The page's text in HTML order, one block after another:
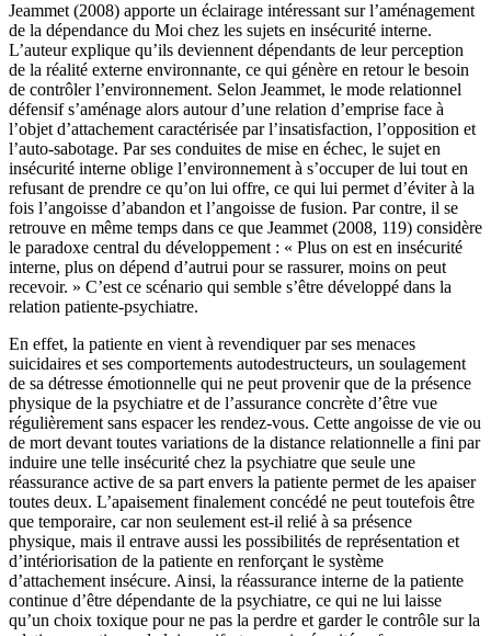
Jeammet (2008) apporte un éclairage intéressant sur l’aménagement
de la dépendance du Moi chez les sujets en insécurité interne.
L’auteur explique qu’ils deviennent dépendants de leur perception
de la réalité externe environnante, ce qui génère en retour le besoin
de contrôler l’environnement. Selon Jeammet, le mode relationnel
défensif s’aménage alors autour d’une relation d’emprise face à
l’objet d’attachement caractérisée par l’insatisfaction, l’opposition et
l’auto-sabotage. Par ses conduites de mise en échec, le sujet en
insécurité interne oblige l’environnement à s’occuper de lui tout en
refusant de prendre ce qu’on lui offre, ce qui lui permet d’éviter à la
fois l’angoisse d’abandon et l’angoisse de fusion. Par contre, il se
retrouve en même temps dans ce que Jeammet (2008, 119) considère
le paradoxe central du développement : « Plus on est en insécurité
interne, plus on dépend d’autrui pour se rassurer, moins on peut
recevoir. » C’est ce scénario qui semble s’être développé dans la
relation patiente-psychiatre.
En effet, la patiente en vient à revendiquer par ses menaces
suicidaires et ses comportements autodestructeurs, un soulagement
de sa détresse émotionnelle qui ne peut provenir que de la présence
physique de la psychiatre et de l’assurance concrète d’être vue
régulièrement sans espacer les rendez-vous. Cette angoisse de vie ou
de mort devant toutes variations de la distance relationnelle a fini par
induire une telle insécurité chez la psychiatre que seule une
réassurance active de sa part envers la patiente permet de les apaiser
toutes deux. L’apaisement finalement concédé ne peut toutefois être
que temporaire, car non seulement est-il relié à sa présence
physique, mais il entrave aussi les possibilités de représentation et
d’intériorisation de la patiente en renforçant le système
d’attachement insécure. Ainsi, la réassurance interne de la patiente
continue d’être dépendante de la psychiatre, ce qui ne lui laisse
qu’un choix toxique pour ne pas la perdre et garder le contrôle sur la